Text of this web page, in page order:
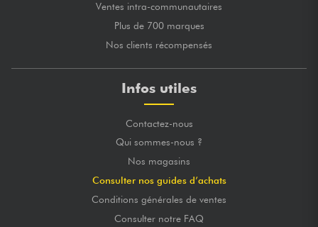
Ventes intra-communautaires
Plus de 700 marques
Nos clients récompensés
Infos utiles
Contactez-nous
Qui sommes-nous ?
Nos magasins
Consulter nos guides d’achats
Conditions générales de ventes
Consulter notre FAQ